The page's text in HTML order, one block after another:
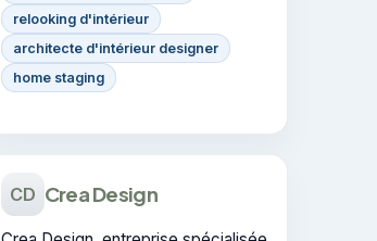
relooking d'intérieur
architecte d'intérieur designer
home staging
CD Crea Design